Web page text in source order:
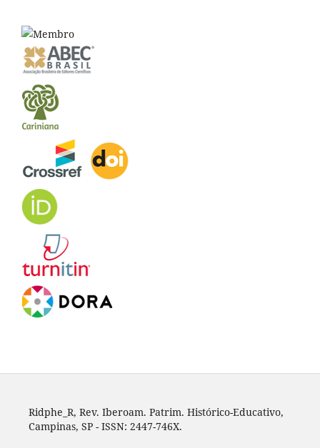
Ridphe_R, Rev. Iberoam. Patrim. Histórico-Educativo,
Campinas, SP - ISSN: 2447-746X.